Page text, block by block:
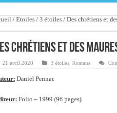
/ Etoiles / 3 étoiles / Des chrétiens et
chrétiens et des
21 avril 2020 3 étoiles, Romans
Daniel Pennac
Folio – 1999 (96 pages)